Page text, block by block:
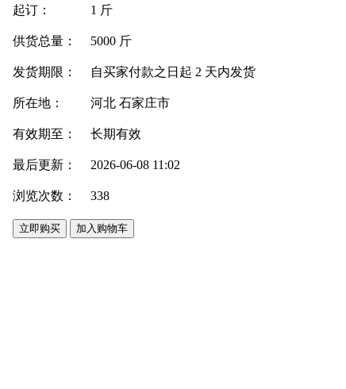
起订： 1 斤
供货总量： 5000 斤
发货期限： 自买家付款之日起 2 天内发货
所在地： 河北 石家庄市
有效期至： 长期有效
最后更新： 2026-06-08 11:02
浏览次数： 338